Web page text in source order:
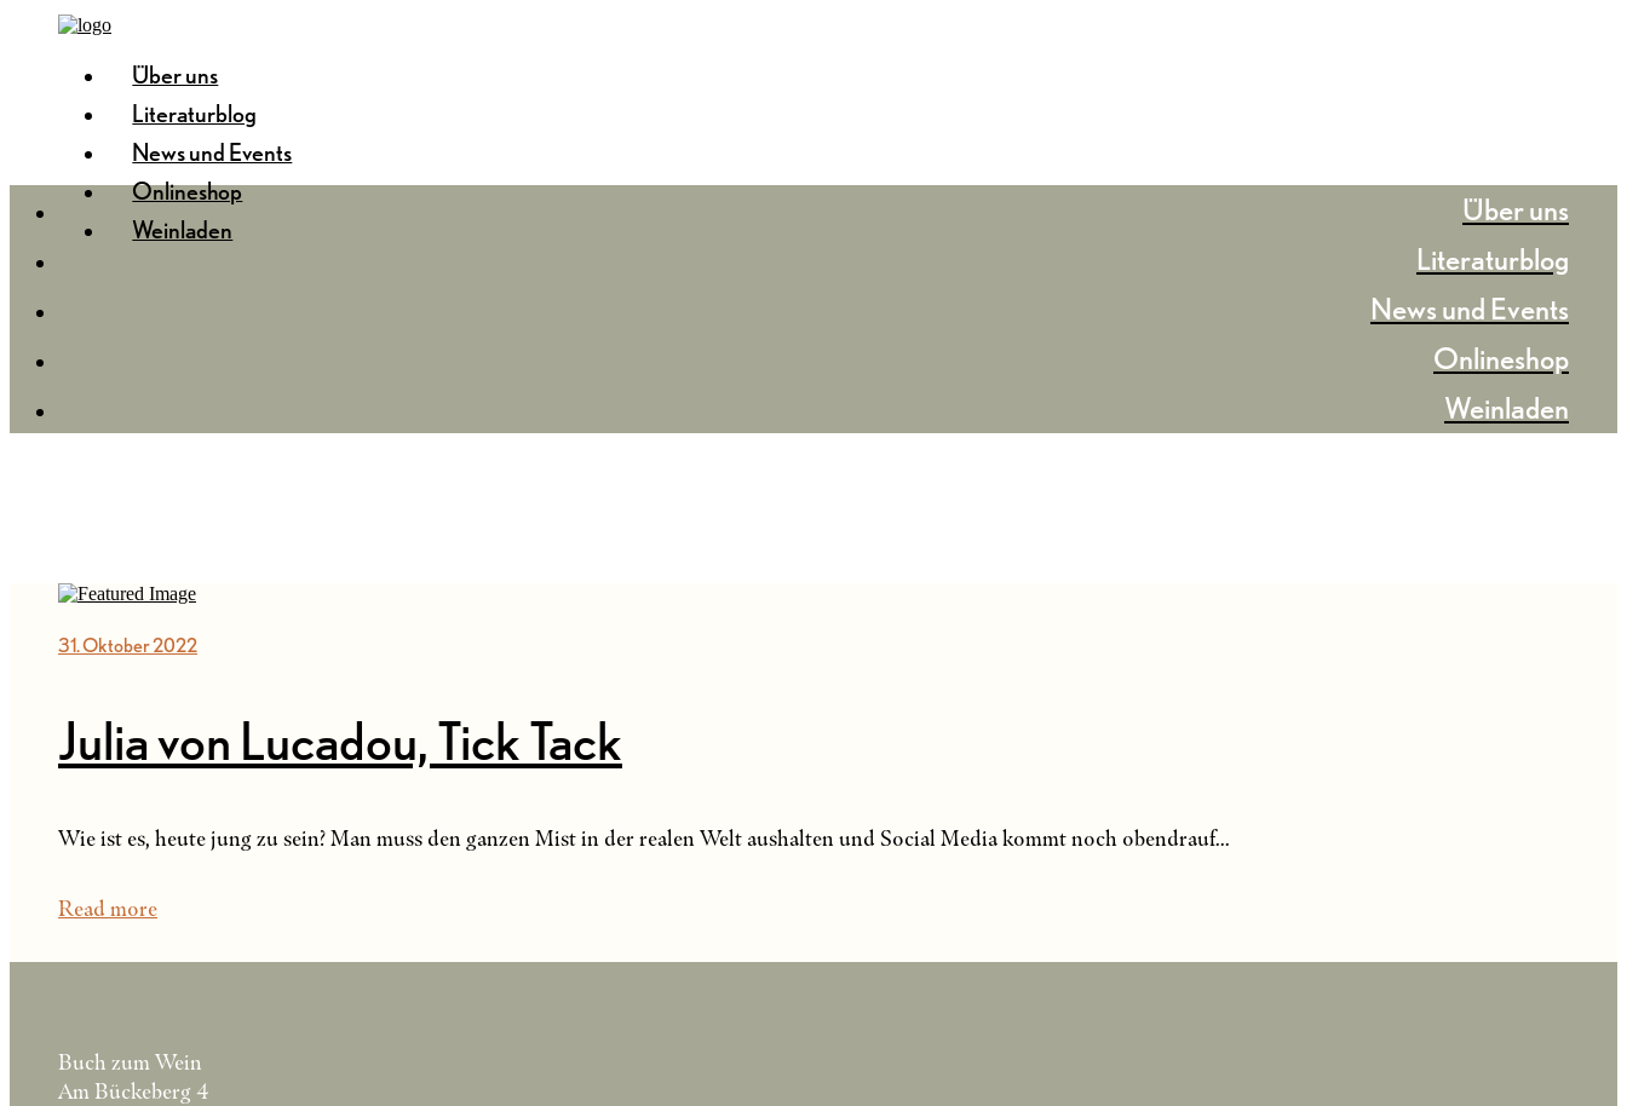
Über uns
Literaturblog
News und Events
Onlineshop
Weinladen
Über uns
Literaturblog
News und Events
Onlineshop
Weinladen
31. Oktober 2022
Julia von Lucadou, Tick Tack
Wie ist es, heute jung zu sein? Man muss den ganzen Mist in der realen Welt aushalten und Social Media kommt noch obendrauf...
Read more
Buch zum Wein
Am Bückeberg 4